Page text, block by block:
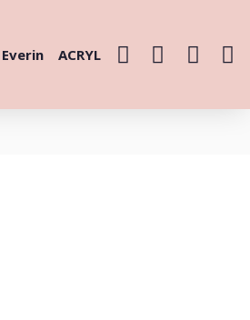
Everin ACRYL